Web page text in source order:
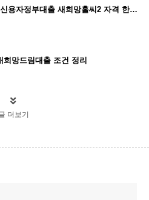
1금융권 서민 저신용자정부대출 새희망홀씨2 자격 한도 신청조건
망드림대출 조건 정리
더보기